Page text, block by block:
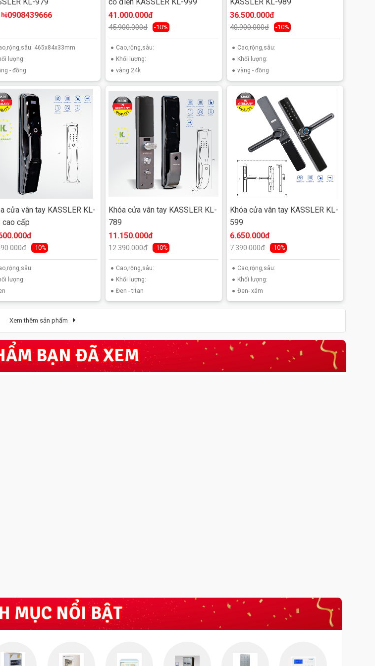
KL-979
0908439666
465x84x33mm
lượng:
- đồng
cổ điển KASSLER KL-999
41.000.000đ
45.900.000đ -10%
Cao,rộng,sâu:
Khối lượng:
vàng 24k
KASSLER KL-989
36.500.000đ
40.900.000đ -10%
Cao,rộng,sâu:
Khối lượng:
vàng - đồng
cửa vân tay KASSLER KL-
cao cấp
-10%
lượng:
Khóa cửa vân tay KASSLER KL-
789
11.150.000đ
12.390.000đ -10%
Cao,rộng,sâu:
Khối lượng:
Đen - titan
Khóa cửa vân tay KASSLER KL-
599
6.650.000đ
7.390.000đ -10%
Cao,rộng,sâu:
Khối lượng:
Đen- xám
Xem thêm sản phẩm
BẠN ĐÃ XEM
MỤC NỔI BẬT